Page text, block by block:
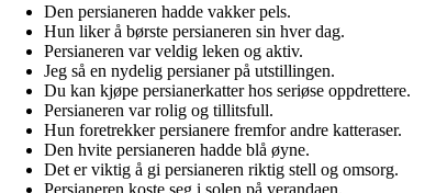
Den persianeren hadde vakker pels.
Hun liker å børste persianeren sin hver dag.
Persianeren var veldig leken og aktiv.
Jeg så en nydelig persianer på utstillingen.
Du kan kjøpe persianerkatter hos seriøse oppdrettere.
Persianeren var rolig og tillitsfull.
Hun foretrekker persianere fremfor andre katteraser.
Den hvite persianeren hadde blå øyne.
Det er viktig å gi persianeren riktig stell og omsorg.
Persianeren koste seg i solen på verandaen.